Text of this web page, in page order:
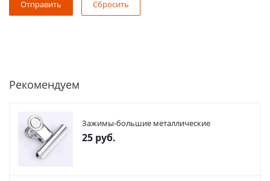
Сбросить
Рекомендуем
Зажимы-большие металлические
25 руб.